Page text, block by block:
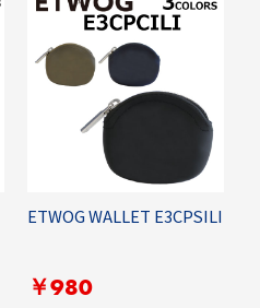
ETWOG WALLET E3CPSILI
￥980